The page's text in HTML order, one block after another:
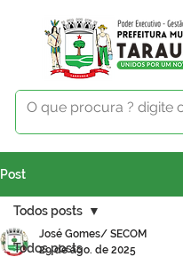
Post
Todos posts
Todos posts
José Gomes/ SECOM
29 de ago. de 2025